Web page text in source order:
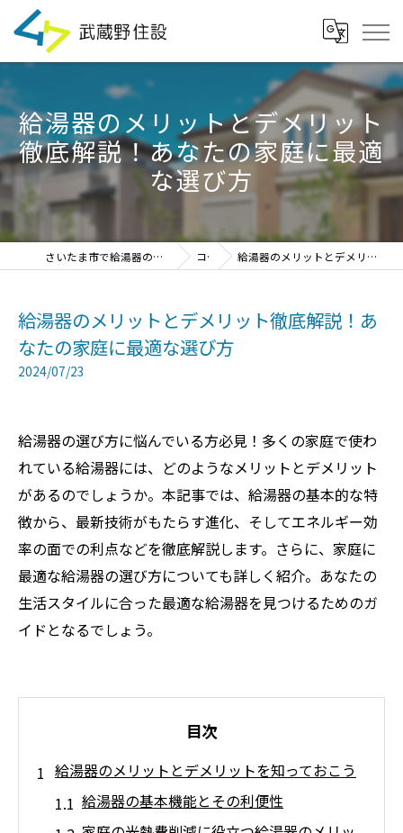
給湯器のメリットとデメリット
徹底解説！あなたの家庭に最適
な選び方
さいたま市で給湯器の見積・設置・交換なら「武蔵野住設」 コラム 給湯器のメリットとデメリット徹底解説！あなたの家庭に最適な選び方
給湯器のメリットとデメリット徹底解説！あ
なたの家庭に最適な選び方
2024/07/23
給湯器の選び方に悩んでいる方必見！多くの家庭で使わ
れている給湯器には、どのようなメリットとデメリット
があるのでしょうか。本記事では、給湯器の基本的な特
徴から、最新技術がもたらす進化、そしてエネルギー効
率の面での利点などを徹底解説します。さらに、家庭に
最適な給湯器の選び方についても詳しく紹介。あなたの
生活スタイルに合った最適な給湯器を見つけるためのガ
イドとなるでしょう。
目次
給湯器のメリットとデメリットを知っておこう
給湯器の基本機能とその利便性